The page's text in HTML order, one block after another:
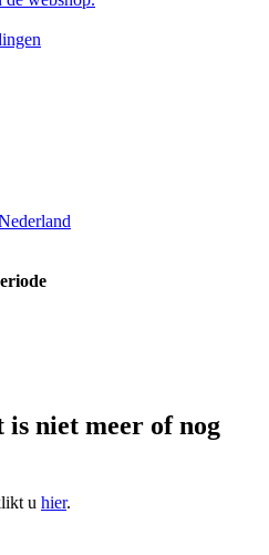
niet meer of nog
u hier.